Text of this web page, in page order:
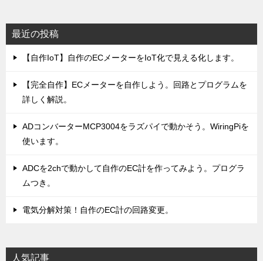
最近の投稿
【自作IoT】自作のECメーターをIoT化で見える化します。
【完全自作】ECメーターを自作しよう。回路とプログラムを
詳しく解説。
ADコンバーターMCP3004をラズパイで動かそう。WiringPiを
使います。
ADCを2chで動かして自作のEC計を作ってみよう。プログラ
ムつき。
電気分解対策！自作のEC計の回路変更。
人気記事